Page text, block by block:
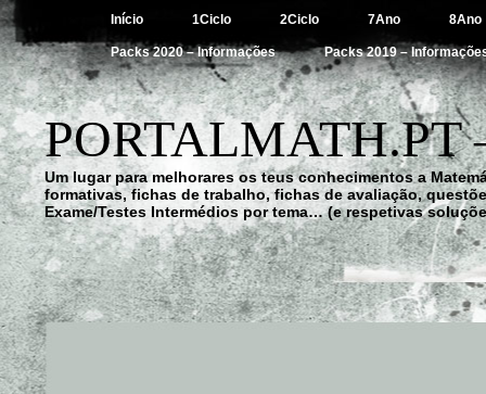
Início 1Ciclo 2Ciclo 7Ano 8Ano
Packs 2020 – Informações Packs 2019 –
Um lugar para melhorares os teus conhecimentos a
formativas, fichas de trabalho, fichas de avaliação,
Exame/Testes Intermédios por tema… (e respetivas